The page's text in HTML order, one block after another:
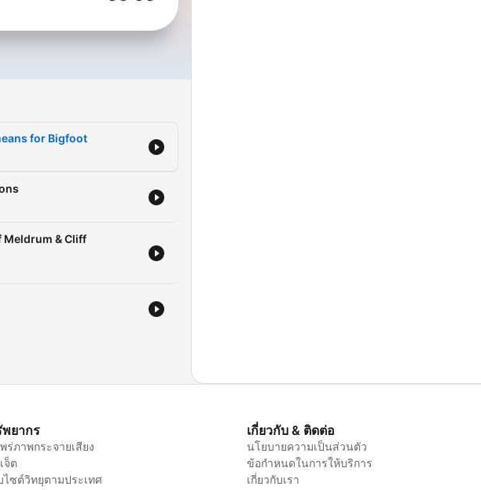
experts.
for Bigfoot
Meldrum & Cliff
ยากร
ร่ภาพกระจายเสียง
จ็ต
ไซต์วิทยุตามประเทศ
เกี่ยวกับ & ติดต่อ
นโยบายความเป็นส่วนตัว
ข้อกำหนดในการให้บริการ
เกี่ยวกับเรา